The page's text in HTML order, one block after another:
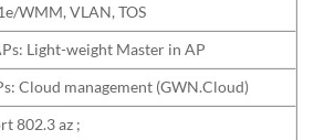
WMM, VLAN, TOS
Light-weight Master in AP
Cloud management (GWN.Cloud)
802.3 az ;